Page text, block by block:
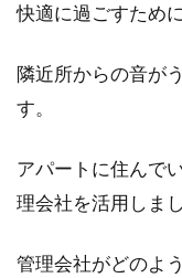
快適に過ごすため
隣近所からの音が
す。
アパートに住んで
理会社を活用しまし
管理会社がどのよ